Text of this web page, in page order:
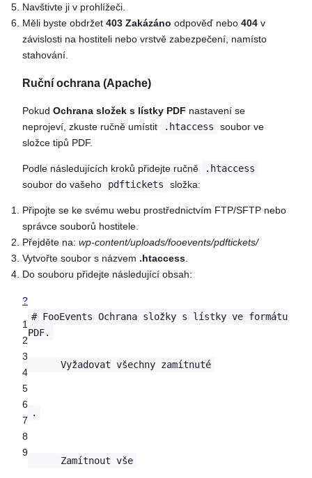
Navštivte ji v prohlížeči.
Měli byste obdržet 403 Zakázáno odpověď nebo 404 v
závislosti na hostiteli nebo vrstvě zabezpečení, namísto
stahování.
Ruční ochrana (Apache)
Pokud Ochrana složek s lístky PDF nastavení se
neprojeví, zkuste ručně umístit
.htaccess
soubor ve
složce tipů PDF.
Podle následujících kroků přidejte ručně
.htaccess
soubor do vašeho
pdftickets složka:
Připojte se ke svému webu prostřednictvím FTP/SFTP nebo
správce souborů hostitele.
Přejděte na: wp-content/uploads/fooevents/pdftickets/
Vytvořte soubor s názvem .htaccess.
Do souboru přidejte následující obsah:
?
1
2
3
4
5
6
7
8
9
# FooEvents Ochrana složky s lístky ve formátu
PDF.
Vyžadovat všechny zamítnuté
.
Zamítnout vše